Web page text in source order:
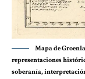
Mapa de
representaciones
soberanía,